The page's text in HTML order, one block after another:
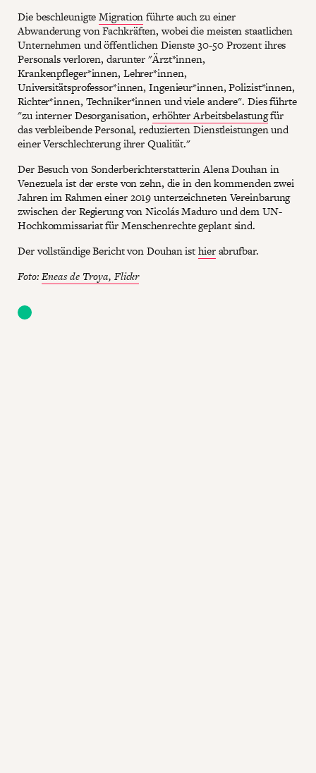
Die beschleunigteMigrationführte auch zu einer
Abwanderung von Fachkräften, wobei die meisten staatlichen
Unternehmen und öffentlichen Dienste 30-50 Prozent ihres
Personals verloren, darunter "Ärzt*innen,
Krankenpfleger*innen, Lehrer*innen,
Universitätsprofessor*innen, Ingenieur*innen, Polizist*innen,
Richter*innen, Techniker*innen und viele andere". Dies führte
"zu interner Desorganisation, erhöhter Arbeitsbelastungfür
das verbleibende Personal, reduzierten Dienstleistungen und
einer Verschlechterung ihrer Qualität."
Der Besuch von Sonderberichterstatterin Alena Douhan in
Venezuela ist der erste von zehn, die in den kommenden zwei
Jahren im Rahmen einer 2019 unterzeichneten Vereinbarung
zwischen der Regierung von Nicolás Maduro und dem UN-
Hochkommissariat für Menschenrechte geplant sind.
Der vollständige Bericht von Douhan isthierabrufbar.
Foto:Eneas de Troya, Flickr